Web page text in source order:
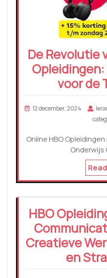
De Revolutie
voor de
12 december, 2024
Online HBO
Onderwijs
HBO
Creatieve
en